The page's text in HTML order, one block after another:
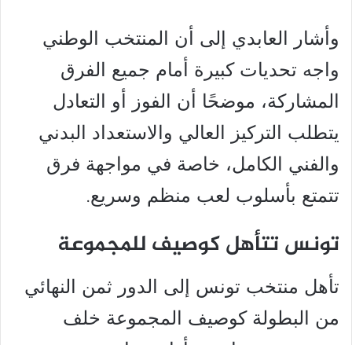
وأشار العابدي إلى أن المنتخب الوطني
واجه تحديات كبيرة أمام جميع الفرق
المشاركة، موضحًا أن الفوز أو التعادل
يتطلب التركيز العالي والاستعداد البدني
والفني الكامل، خاصة في مواجهة فرق
تتمتع بأسلوب لعب منظم وسريع.
تونس تتأهل كوصيف للمجموعة
تأهل منتخب تونس إلى الدور ثمن النهائي
من البطولة كوصيف المجموعة خلف